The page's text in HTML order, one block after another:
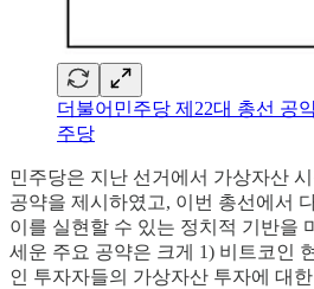
더불어민주당 제22대 총선 공
주당
민주당은 지난 선거에서 가상자산
공약을 제시하였고, 이번 총선에서
이를 실현할 수 있는 정치적 기반을
세운 주요 공약은 크게 1) 비트코인
인 투자자들의 가상자산 투자에 대